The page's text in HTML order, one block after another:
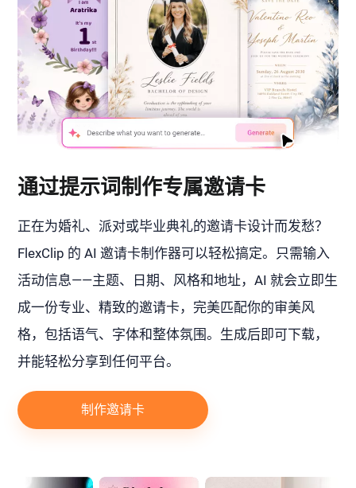
通过提示词制作专属邀请卡
正在为婚礼、派对或毕业典礼的邀请卡设计而发愁？
FlexClip 的 AI 邀请卡制作器可以轻松搞定。只需输入
活动信息——主题、日期、风格和地址，AI 就会立即生
成一份专业、精致的邀请卡，完美匹配你的审美风
格，包括语气、字体和整体氛围。生成后即可下载，
并能轻松分享到任何平台。
制作邀请卡